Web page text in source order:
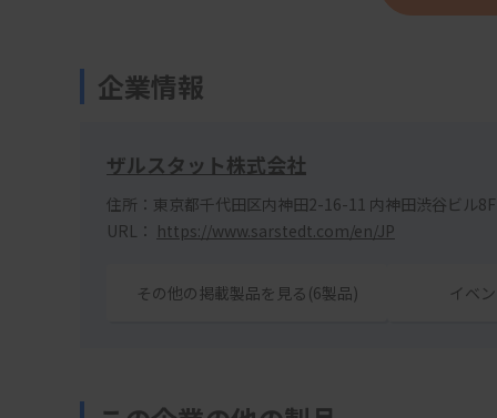
企業情報
ザルスタット株式会社
住所：東京都千代田区内神田2-16-11 内神田渋谷ビル8F
URL： https://www.sarstedt.com/en/JP
その他の掲載製品を見る(6製品) イベ